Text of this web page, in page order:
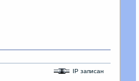
IP записан